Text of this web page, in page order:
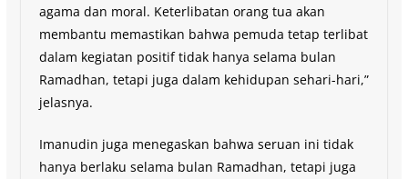
agama dan moral. Keterlibatan orang tua akan
membantu memastikan bahwa pemuda tetap terlibat
dalam kegiatan positif tidak hanya selama bulan
Ramadhan, tetapi juga dalam kehidupan sehari-hari,”
jelasnya.
Imanudin juga menegaskan bahwa seruan ini tidak
hanya berlaku selama bulan Ramadhan, tetapi juga